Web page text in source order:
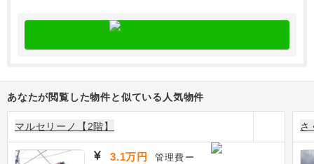
あなたが閲覧した物件と似ている人気物件
マルセリーノ【2階】
3.1万円 管理費 ー